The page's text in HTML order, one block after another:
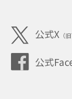
公式X （
公式